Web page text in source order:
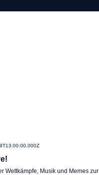
Wettkämpfe, Musik und Memes zur